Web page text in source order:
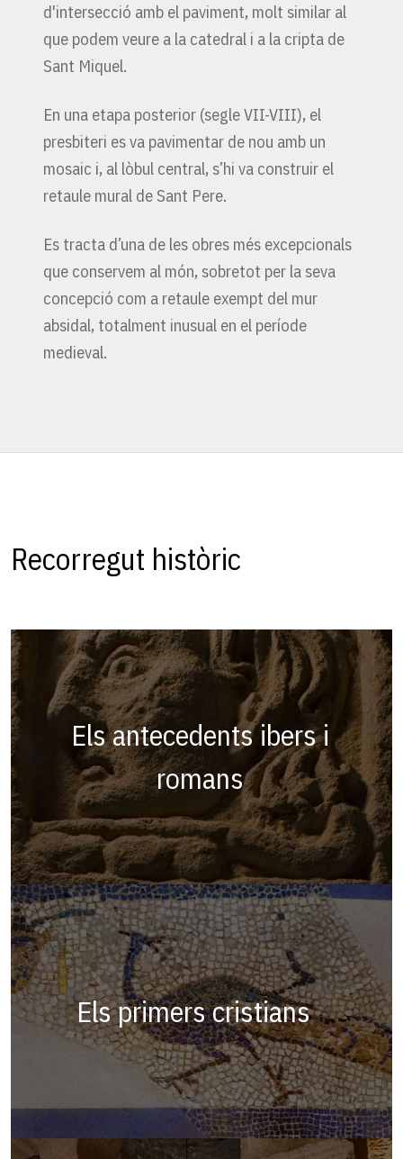
d'intersecció amb el paviment, molt similar al
que podem veure a la catedral i a la cripta de
Sant Miquel.
En una etapa posterior (segle VII-VIII), el
presbiteri es va pavimentar de nou amb un
mosaic i, al lòbul central, s’hi va construir el
retaule mural de Sant Pere.
Es tracta d’una de les obres més excepcionals
que conservem al món, sobretot per la seva
concepció com a retaule exempt del mur
absidal, totalment inusual en el període
medieval.
Recorregut històric
Els antecedents ibers i
romans
Els primers cristians